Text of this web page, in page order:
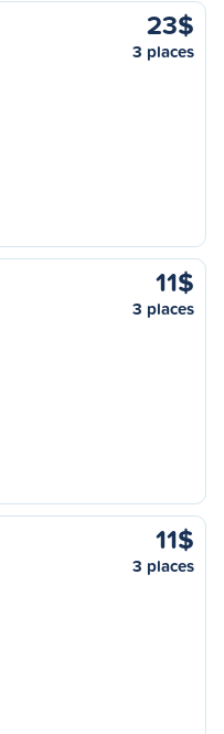
23$
3 places
11$
3 places
11$
3 places